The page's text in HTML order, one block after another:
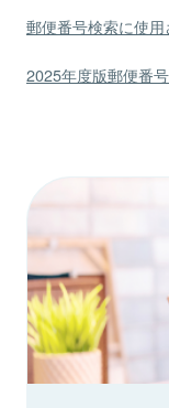
郵便番号検索に使
2025年度版郵便番